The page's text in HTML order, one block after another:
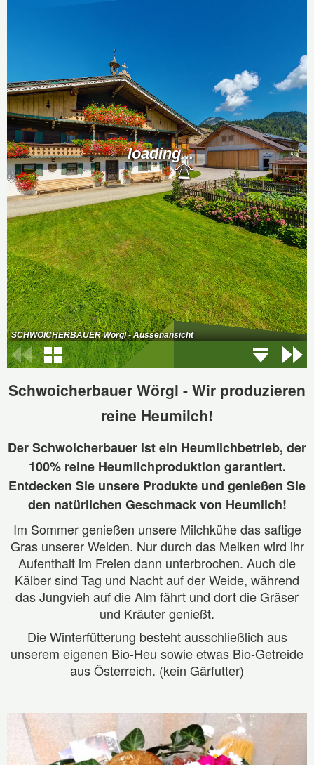
Schwoicherbauer Wörgl - Wir produzieren
reine Heumilch!
Der Schwoicherbauer ist ein Heumilchbetrieb, der
100% reine Heumilchproduktion garantiert.
Entdecken Sie unsere Produkte und genießen Sie
den natürlichen Geschmack von Heumilch!
Im Sommer genießen unsere Milchkühe das saftige
Gras unserer Weiden. Nur durch das Melken wird ihr
Aufenthalt im Freien dann unterbrochen. Auch die
Kälber sind Tag und Nacht auf der Weide, während
das Jungvieh auf die Alm fährt und dort die Gräser
und Kräuter genießt.
Die Winterfütterung besteht ausschließlich aus
unserem eigenen Bio-Heu sowie etwas Bio-Getreide
aus Österreich. (kein Gärfutter)